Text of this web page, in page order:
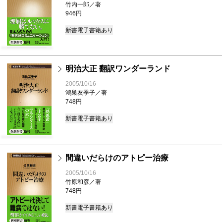
竹内一郎／著
946円
新書電子書籍あり
明治大正 翻訳ワンダーランド
2005/10/16
鴻巣友季子／著
748円
新書電子書籍あり
間違いだらけのアトピー治療
2005/10/16
竹原和彦／著
748円
新書電子書籍あり